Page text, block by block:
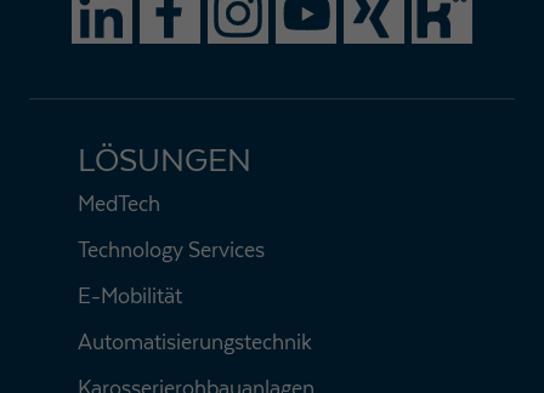
LÖSUNGEN
MedTech
Technology Services
E-Mobilität
Automatisierungstechnik